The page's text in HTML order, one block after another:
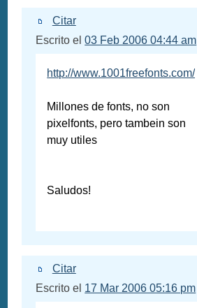
Citar
Escrito el03 Feb 2006 04:44 am
http://www.1001freefonts.com/
Millones de fonts, no son
pixelfonts, pero tambein son
muy utiles
Saludos!
Citar
Escrito el 17 Mar 2006 05:16 pm